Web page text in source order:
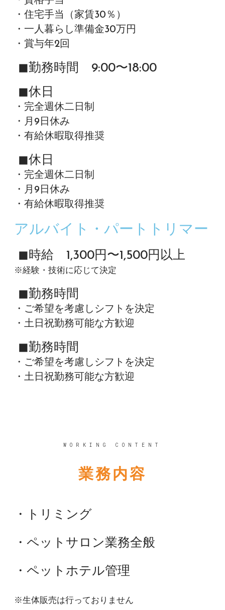
・住宅手当（家賃30％）
・一人暮らし準備金30万円
・賞与年2回
◼︎勤務時間 9:00〜18:00
◼︎休日
・完全週休二日制
・月9日休み
・有給休暇取得推奨
◼︎休日
・完全週休二日制
・月9日休み
・有給休暇取得推奨
アルバイト・パートトリマー
◼︎時給 1,300円〜1,500円以上
※経験・技術に応じて決定
◼︎勤務時間
・ご希望を考慮しシフトを決定
・土日祝勤務可能な方歓迎
◼︎勤務時間
・ご希望を考慮しシフトを決定
・土日祝勤務可能な方歓迎
WORKING CONTENT
業務内容
・トリミング
・ペットサロン業務全般
・ペットホテル管理
※生体販売は行っておりません